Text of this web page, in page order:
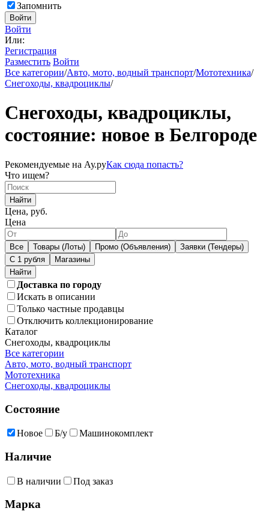
Запомнить
Войти
Войти
Или:
Регистрация
Разместить Войти
Все категории/Авто, мото, водный транспорт/Мототехника/
Снегоходы, квадроциклы/
Снегоходы, квадроциклы,
состояние: новое в Белгороде
Рекомендуемые на Ау.руКак сюда попасть?
Что ищем?
Найти
Цена, руб.
Цена
Все Товары (Лоты) Промо (Объявления)
Заявки (Тендеры)
С 1 рубля
Магазины
Доставка по городу
Искать в описании
Только частные продавцы
Отключить коллекционирование
Каталог
Снегоходы, квадроциклы
Все категории
Авто, мото, водный транспорт
Мототехника
Снегоходы, квадроциклы
Состояние
Новое Б/у Машинокомплект
Наличие
В наличии Под заказ
Марка